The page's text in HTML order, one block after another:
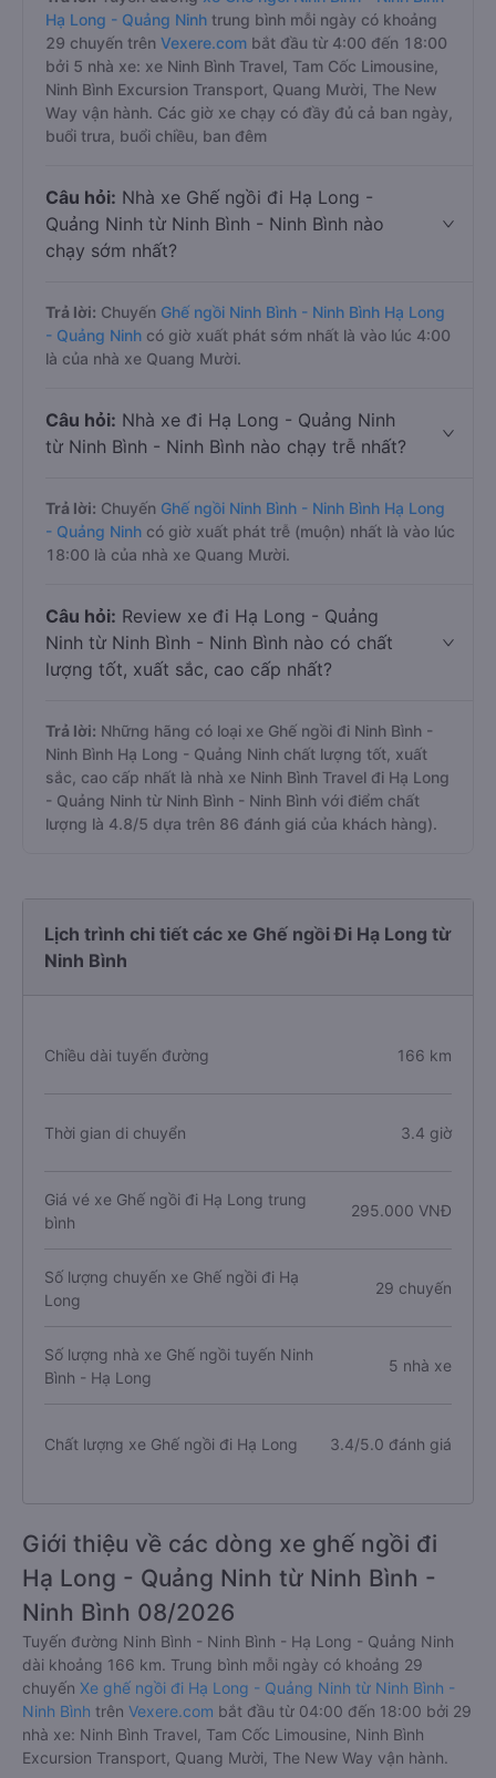
Hạ Long - Quảng Ninh trung bình mỗi ngày có khoảng
29 chuyến trên Vexere.com bắt đầu từ 4:00 đến 18:00
bởi 5 nhà xe: xe Ninh Bình Travel, Tam Cốc Limousine,
Ninh Bình Excursion Transport, Quang Mười, The New
Way vận hành. Các giờ xe chạy có đầy đủ cả ban ngày,
buổi trưa, buổi chiều, ban đêm
Câu hỏi: Nhà xe Ghế ngồi đi Hạ Long -
Quảng Ninh từ Ninh Bình - Ninh Bình nào
chạy sớm nhất?
Trả lời: Chuyến Ghế ngồi Ninh Bình - Ninh Bình Hạ Long
- Quảng Ninh có giờ xuất phát sớm nhất là vào lúc 4:00
là của nhà xe Quang Mười.
Câu hỏi: Nhà xe đi Hạ Long - Quảng Ninh
từ Ninh Bình - Ninh Bình nào chạy trễ nhất?
Trả lời: Chuyến Ghế ngồi Ninh Bình - Ninh Bình Hạ Long
- Quảng Ninh có giờ xuất phát trễ (muộn) nhất là vào lúc
18:00 là của nhà xe Quang Mười.
Câu hỏi: Review xe đi Hạ Long - Quảng
Ninh từ Ninh Bình - Ninh Bình nào có chất
lượng tốt, xuất sắc, cao cấp nhất?
Trả lời: Những hãng có loại xe Ghế ngồi đi Ninh Bình -
Ninh Bình Hạ Long - Quảng Ninh chất lượng tốt, xuất
sắc, cao cấp nhất là nhà xe Ninh Bình Travel đi Hạ Long
- Quảng Ninh từ Ninh Bình - Ninh Bình với điểm chất
lượng là 4.8/5 dựa trên 86 đánh giá của khách hàng).
Lịch trình chi tiết các xe Ghế ngồi Đi Hạ Long từ
Ninh Bình
Chiều dài tuyến đường 166 km
Thời gian di chuyển 3.4 giờ
Giá vé xe Ghế ngồi đi Hạ Long trung
bình
295.000 VNĐ
Số lượng chuyến xe Ghế ngồi đi Hạ
Long
29 chuyến
Số lượng nhà xe Ghế ngồi tuyến Ninh
Bình - Hạ Long
5 nhà xe
Chất lượng xe Ghế ngồi đi Hạ Long 3.4/5.0 đánh giá
Giới thiệu về các dòng xe ghế ngồi đi
Hạ Long - Quảng Ninh từ Ninh Bình -
Ninh Bình 08/2026
Tuyến đường Ninh Bình - Ninh Bình - Hạ Long - Quảng Ninh
dài khoảng 166 km. Trung bình mỗi ngày có khoảng 29
chuyến Xe ghế ngồi đi Hạ Long - Quảng Ninh từ Ninh Bình -
Ninh Bình trên Vexere.com bắt đầu từ 04:00 đến 18:00 bởi 29
nhà xe: Ninh Bình Travel, Tam Cốc Limousine, Ninh Bình
Excursion Transport, Quang Mười, The New Way vận hành.